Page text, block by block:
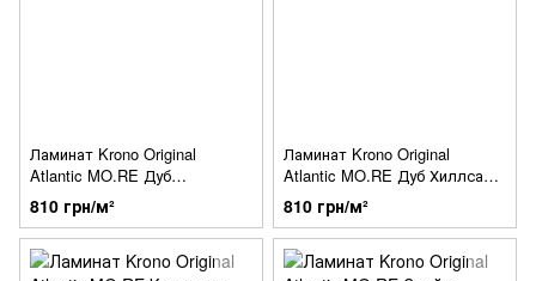
Ламинат Krono Original
Atlantic MO.RE Дуб
Силведейл К451
810 грн/м²
Ламинат Krono Original
Atlantic MO.RE Дуб Хиллсайд
К327
810 грн/м²